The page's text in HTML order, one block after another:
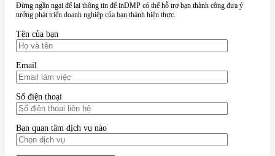
Đừng ngần ngại để lại thông tin để inDMP có thể hỗ trợ bạn thành công đưa ý
tưởng phát triển doanh nghiệp của bạn thành hiện thực.
Tên của bạn
Email
Số điện thoại
Bạn quan tâm dịch vụ nào